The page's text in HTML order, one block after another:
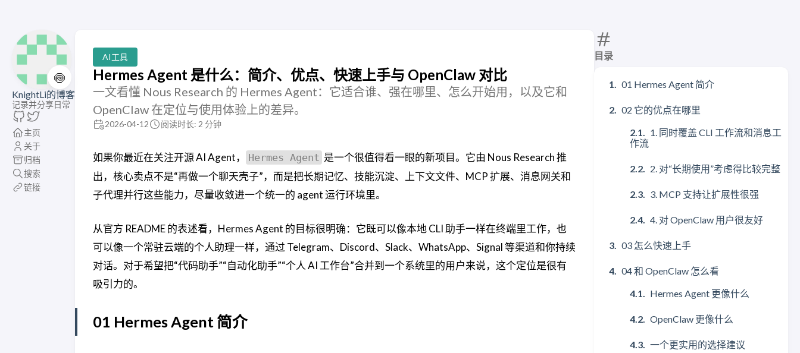
🍥
KnightLi的博客
记录并分享日常
主页
关于
归档
搜索
链接
目录
01 Hermes Agent 简介
02 它的优点在哪里
1. 同时覆盖 CLI 工作流和消息工
作流
2. 对“长期使用”考虑得比较完整
3. MCP 支持让扩展性很强
4. 对 OpenClaw 用户很友好
03 怎么快速上手
04 和 OpenClaw 怎么看
Hermes Agent 更像什么
OpenClaw 更像什么
一个更实用的选择建议
AI工具
Hermes Agent 是什么：简介、优点、快速上手与 OpenClaw 对比
一文看懂 Nous Research 的 Hermes Agent：它适合谁、强在哪里、怎么开始用，以及它和
OpenClaw 在定位与使用体验上的差异。
2026-04-12 阅读时长: 2 分钟
如果你最近在关注开源 AI Agent， Hermes Agent 是一个很值得看一眼的新项目。它由 Nous Research 推
出，核心卖点不是“再做一个聊天壳子”，而是把长期记忆、技能沉淀、上下文文件、MCP 扩展、消息网关和
子代理并行这些能力，尽量收敛进一个统一的 agent 运行环境里。
从官方 README 的表述看，Hermes Agent 的目标很明确：它既可以像本地 CLI 助手一样在终端里工作，也
可以像一个常驻云端的个人助理一样，通过 Telegram、Discord、Slack、WhatsApp、Signal 等渠道和你持续
对话。对于希望把“代码助手”“自动化助手”“个人 AI 工作台”合并到一个系统里的用户来说，这个定位是很有
吸引力的。
01 Hermes Agent 简介